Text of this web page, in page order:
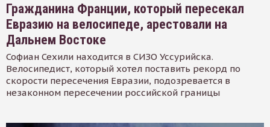
Гражданина Франции, который пересекал
Евразию на велосипеде, арестовали на
Дальнем Востоке
Софиан Сехили находится в СИЗО Уссурийска.
Велосипедист, который хотел поставить рекорд по
скорости пересечения Евразии, подозревается в
незаконном пересечении российской границы